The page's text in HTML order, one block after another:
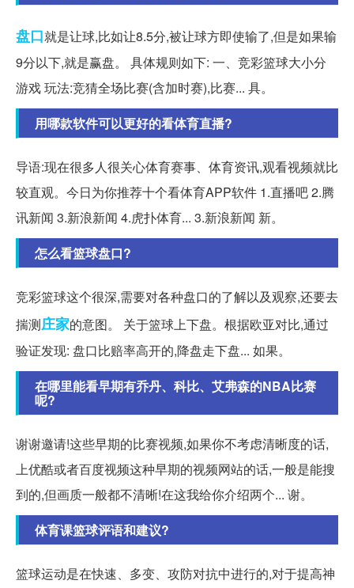
盘口就是让球,比如让8.5分,被让球方即使输了,但是如果输
9分以下,就是赢盘。 具体规则如下: 一、竞彩篮球大小分
游戏 玩法:竞猜全场比赛(含加时赛),比赛... 具。
用哪款软件可以更好的看体育直播?
导语:现在很多人很关心体育赛事、体育资讯,观看视频就比
较直观。今日为你推荐十个看体育APP软件 1.直播吧 2.腾
讯新闻 3.新浪新闻 4.虎扑体育... 3.新浪新闻 新。
怎么看篮球盘口?
竞彩篮球这个很深,需要对各种盘口的了解以及观察,还要去
揣测庄家的意图。 关于篮球上下盘。根据欧亚对比,通过
验证发现: 盘口比赔率高开的,降盘走下盘... 如果。
在哪里能看早期有乔丹、科比、艾弗森的NBA比赛
呢?
谢谢邀请!这些早期的比赛视频,如果你不考虑清晰度的话,
上优酷或者百度视频这种早期的视频网站的话,一般是能搜
到的,但画质一般都不清晰!在这我给你介绍两个... 谢。
体育课篮球评语和建议?
篮球运动是在快速、多变、攻防对抗中进行的,对于提高神